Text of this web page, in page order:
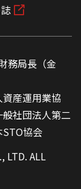
務局長（金
産運用業協
社団法人第二
協会
LTD. ALL